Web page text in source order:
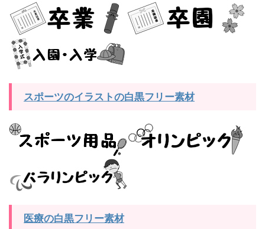
スポーツのイラストの白黒フリー素材
医療の白黒フリー素材